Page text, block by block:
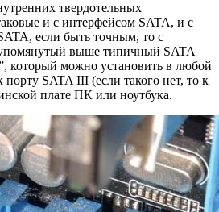
твердотельных
и с интерфейсом SATA, и с
если быть точным, то с
выше типичный SATA
который можно установить в любой
SATA III (если такого нет, то к
плате ПК или ноутбука.